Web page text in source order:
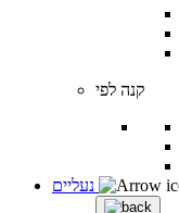
קנה לפי